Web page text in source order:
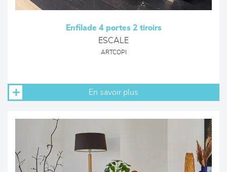
Enfilade 4 portes 2 tiroirs
ESCALE
ARTCOPI
En savoir plus